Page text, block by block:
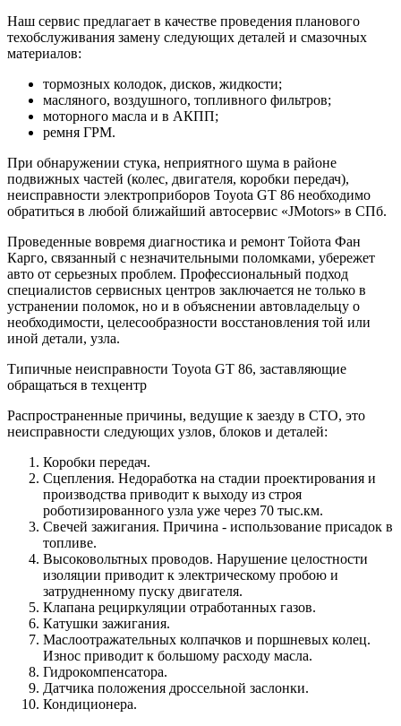
Наш сервис предлагает в качестве проведения планового
техобслуживания замену следующих деталей и смазочных
материалов:
тормозных колодок, дисков, жидкости;
масляного, воздушного, топливного фильтров;
моторного масла и в АКПП;
ремня ГРМ.
При обнаружении стука, неприятного шума в районе
подвижных частей (колес, двигателя, коробки передач),
неисправности электроприборов Toyota GT 86 необходимо
обратиться в любой ближайший автосервис «JMotors» в СПб.
Проведенные вовремя диагностика и ремонт Тойота Фан
Карго, связанный с незначительными поломками, убережет
авто от серьезных проблем. Профессиональный подход
специалистов сервисных центров заключается не только в
устранении поломок, но и в объяснении автовладельцу о
необходимости, целесообразности восстановления той или
иной детали, узла.
Типичные неисправности Toyota GT 86, заставляющие
обращаться в техцентр
Распространенные причины, ведущие к заезду в СТО, это
неисправности следующих узлов, блоков и деталей:
Коробки передач.
Сцепления. Недоработка на стадии проектирования и
производства приводит к выходу из строя
роботизированного узла уже через 70 тыс.км.
Свечей зажигания. Причина - использование присадок в
топливе.
Высоковольтных проводов. Нарушение целостности
изоляции приводит к электрическому пробою и
затрудненному пуску двигателя.
Клапана рециркуляции отработанных газов.
Катушки зажигания.
Маслоотражательных колпачков и поршневых колец.
Износ приводит к большому расходу масла.
Гидрокомпенсатора.
Датчика положения дроссельной заслонки.
Кондиционера.